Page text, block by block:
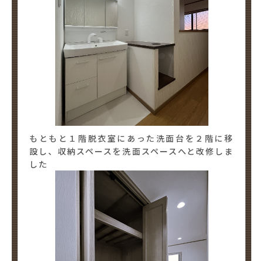
もともと１階脱衣室にあった洗面台を２階に移
設し、収納スペースを洗面スペースへと改修しま
した